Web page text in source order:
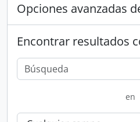
Opciones avanzadas
Encontrar resultados
en